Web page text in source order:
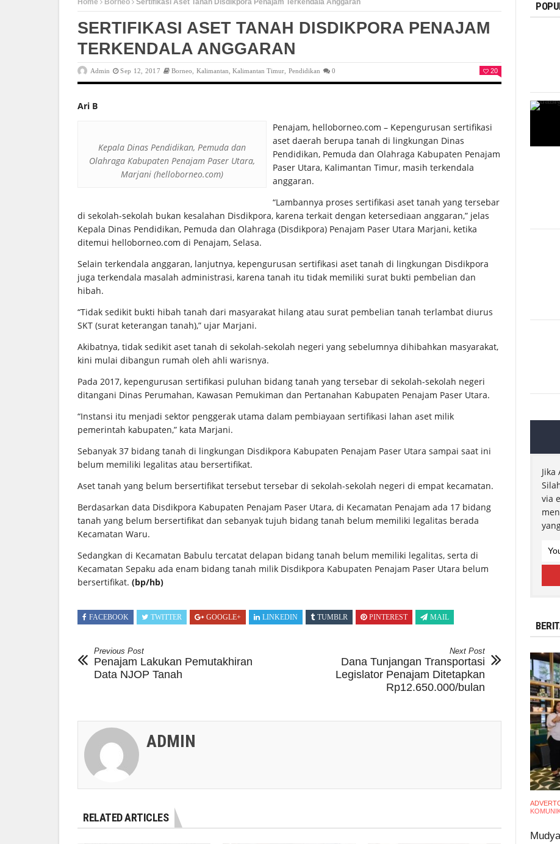
SERTIFIKASI ASET TANAH DISDIKPORA PENAJAM
TERKENDALA ANGGARAN
Admin Sep 12, 2017 Borneo Kalimantan ,Kalimantan Timur ,Pendidikan 0 20
Ari B
Kepala Dinas Pendidikan, Pemuda dan
Olahraga Kabupaten Penajam Paser Utara,
Marjani (helloborneo.com)
Penajam, helloborneo.com – Kepengurusan sertifikasi
aset daerah berupa tanah di lingkungan Dinas
Pendidikan, Pemuda dan Olahraga Kabupaten Penajam
Paser Utara, Kalimantan Timur, masih terkendala
anggaran.
“Lambannya proses sertifikasi aset tanah yang tersebar
di sekolah-sekolah bukan kesalahan Disdikpora, karena terkait dengan ketersediaan anggaran,” jelas
Kepala Dinas Pendidikan, Pemuda dan Olahraga (Disdikpora) Penajam Paser Utara Marjani, ketika
ditemui helloborneo.com di Penajam, Selasa.
Selain terkendala anggaran, lanjutnya, kepengurusan sertifikasi aset tanah di lingkungan Disdikpora
juga terkendala masalah administrasi, karena tanah itu tidak memiliki surat bukti pembelian dan
hibah.
“Tidak sedikit bukti hibah tanah dari masyarakat hilang atau surat pembelian tanah terlambat diurus
SKT (surat keterangan tanah),” ujar Marjani.
Akibatnya, tidak sedikit aset tanah di sekolah-sekolah negeri yang sebelumnya dihibahkan masyarakat,
kini mulai dibangun rumah oleh ahli warisnya.
Pada 2017, kepengurusan sertifikasi puluhan bidang tanah yang tersebar di sekolah-sekolah negeri
ditangani Dinas Perumahan, Kawasan Pemukiman dan Pertanahan Kabupaten Penajam Paser Utara.
“Instansi itu menjadi sektor penggerak utama dalam pembiayaan sertifikasi lahan aset milik
pemerintah kabupaten,” kata Marjani.
Sebanyak 37 bidang tanah di lingkungan Disdikpora Kabupaten Penajam Paser Utara sampai saat ini
belum memiliki legalitas atau bersertifikat.
Aset tanah yang belum bersertifikat tersebut tersebar di sekolah-sekolah negeri di empat kecamatan.
Berdasarkan data Disdikpora Kabupaten Penajam Paser Utara, di Kecamatan Penajam ada 17 bidang
tanah yang belum bersertifikat dan sebanyak tujuh bidang tanah belum memiliki legalitas berada
Kecamatan Waru.
Sedangkan di Kecamatan Babulu tercatat delapan bidang tanah belum memiliki legalitas, serta di
Kecamatan Sepaku ada enam bidang tanah milik Disdikpora Kabupaten Penajam Paser Utara belum
bersertifikat. (bp/hb)
FACEBOOK TWITTER GOOGLE+ LINKEDIN TUMBLR PINTEREST MAIL
Previous Post
Penajam Lakukan Pemutakhiran
Data NJOP Tanah
Next Post
Dana Tunjangan Transportasi
Legislator Penajam Ditetapkan
Rp12.650.000/bulan
ADMIN
RELATED ARTICLES
via